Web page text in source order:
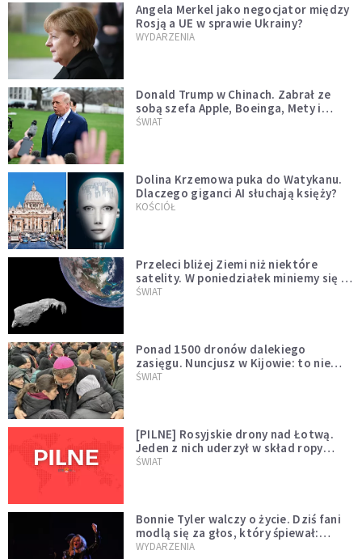
Angela Merkel jako negocjator między
Rosją a UE w sprawie Ukrainy?
WYDARZENIA
Donald Trump w Chinach. Zabrał ze
sobą szefa Apple, Boeinga, Mety i
Muska
ŚWIAT
Dolina Krzemowa puka do Watykanu.
Dlaczego giganci AI słuchają księży?
KOŚCIÓŁ
Przeleci bliżej Ziemi niż niektóre
satelity. W poniedziałek miniemy się z
asteroidą, która poprzedzi znacznie
ŚWIAT
Ponad 1500 dronów dalekiego
zasięgu. Nuncjusz w Kijowie: to nie
wygląda na wolę zakończenia wojny
ŚWIAT
[PILNE] Rosyjskie drony nad Łotwą.
Jeden z nich uderzył w skład ropy
naftowej
ŚWIAT
Bonnie Tyler walczy o życie. Dziś fani
modlą się za głos, który śpiewał:
"Lord, help me"
WYDARZENIA